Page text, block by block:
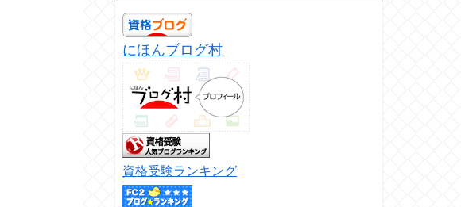
にほんブログ村
資格受験ランキング